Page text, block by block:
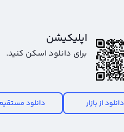
اپلیکیشن
برای دانلود اسکن کنید.
دانلود از بازار دانلود